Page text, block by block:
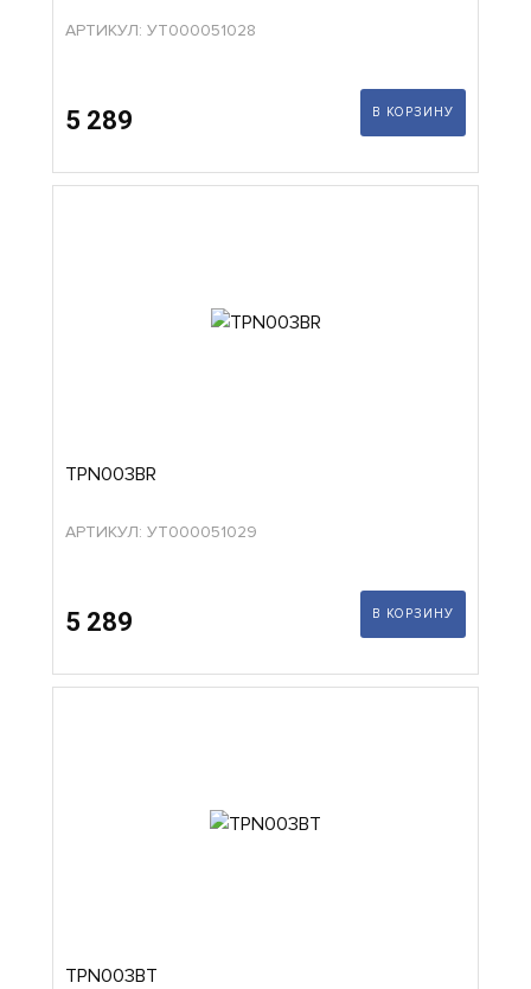
АРТИКУЛ: УТ000051028
5 289 В КОРЗИНУ
TPN003BR
АРТИКУЛ: УТ000051029
5 289 В КОРЗИНУ
TPN003BT